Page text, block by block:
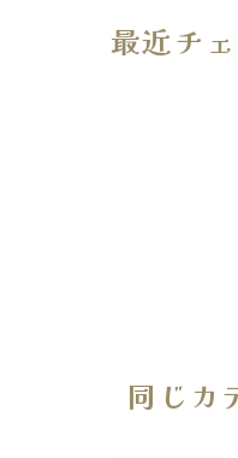
最近チ
同じカ